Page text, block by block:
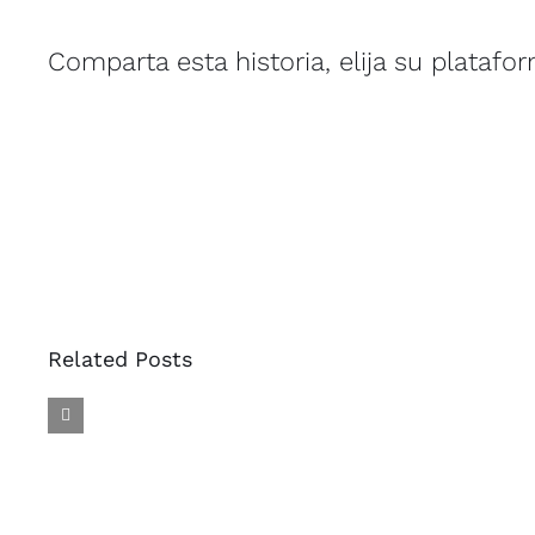
Comparta esta historia, elija su
Related Posts